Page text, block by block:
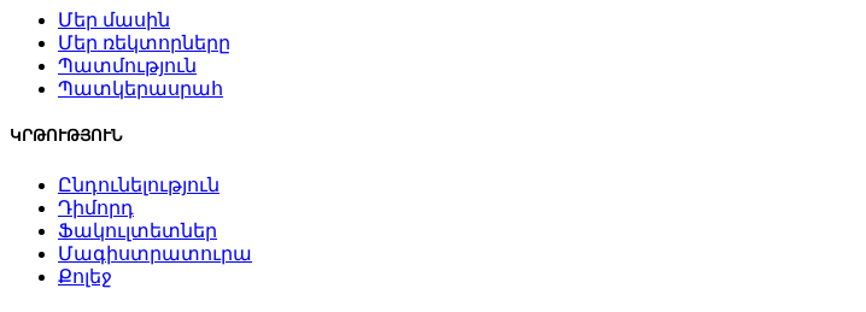
Մեր մասին
Մեր ռեկտորները
Պատմություն
Պատկերասրահ
ԿՐԹՈՒԹՅՈՒՆ
Ընդունելություն
Դիմորդ
Ֆակուլտետներ
Մագիստրատուրա
Քոլեջ